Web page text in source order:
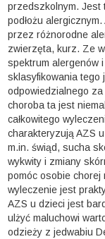
przedszkolnym. Jest
podłożu
przez różnorodne
zwierzęta, kurz. Ze
spektrum alergenów
sklasyfikowania tego
odpowiedzialnego
choroba ta jest
całkowitego
charakteryzują AZS
m.in. świąd, sucha
wykwity i zmiany
pomóc osobie chorej
wyleczenie jest
AZS u dzieci jest
ulżyć maluchowi
odzieży z jedwabiu